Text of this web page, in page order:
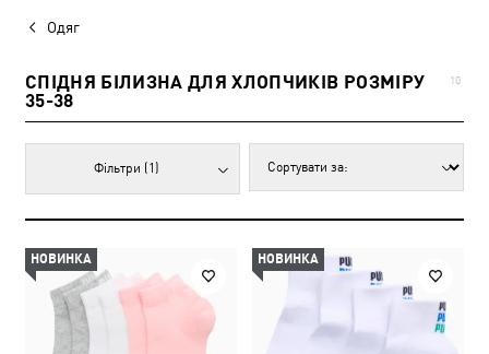
Одяг
СПІДНЯ БІЛИЗНА ДЛЯ ХЛОПЧИКІВ РОЗМІРУ
35-38
10
Фільтри (1)
НОВИНКА НОВИНКА